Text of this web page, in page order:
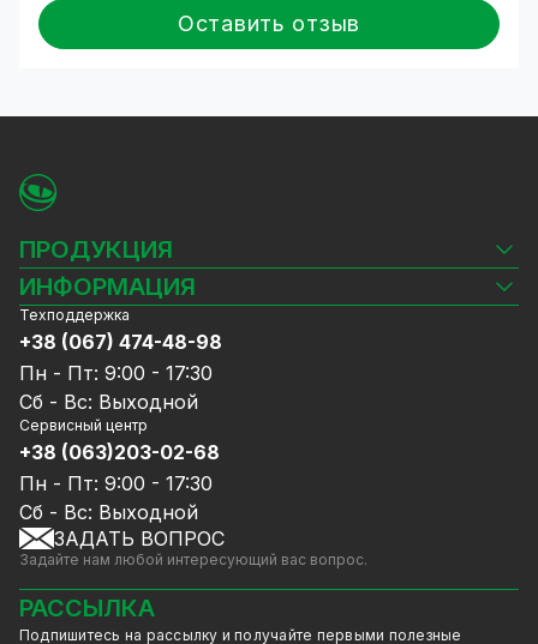
Оставить отзыв
ПРОДУКЦИЯ
Камеры видеонаблюдения
Видеорегистраторы
Комплекты видеонаблюдения
СКУД
Источники питания
Сетевое оборудование
Ноутбуки и компьютеры
Аксессуары
Акции
Уцененный товар
GreenVision скидки
Мерч от GreenVision
Товары для дома
ИНФОРМАЦИЯ
Блог
Доставка и оплата
Гарантия и Сервисное обслуживание
Политика конфиденциальности
Договор публичной оферты
Сотрудничество
Услуги
Калькулятор расчёта объёма HDD
Техподдержка
+38 (067) 474-48-98
Пн - Пт: 9:00 - 17:30
Сб - Вс: Выходной
Сервисный центр
+38 (063)203-02-68
Пн - Пт: 9:00 - 17:30
Сб - Вс: Выходной
ЗАДАТЬ ВОПРОС
Задайте нам любой интересующий вас вопрос.
РАССЫЛКА
Подпишитесь на рассылку и получайте первыми полезные